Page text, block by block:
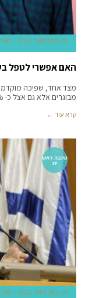
20 בפברואר 2022
האם אפשרי לטפל
מצד אחד, שפיכה
מבוגרים אלא גם אצל כ- 25% מהגברים הצעירים.
קרא עוד ←
כתבה ראש
ית
20 בפברואר 2022